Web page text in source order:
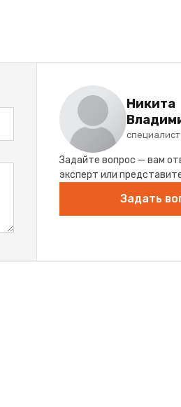
Никита
Задайте вопрос — вам
эксперт или
Задать